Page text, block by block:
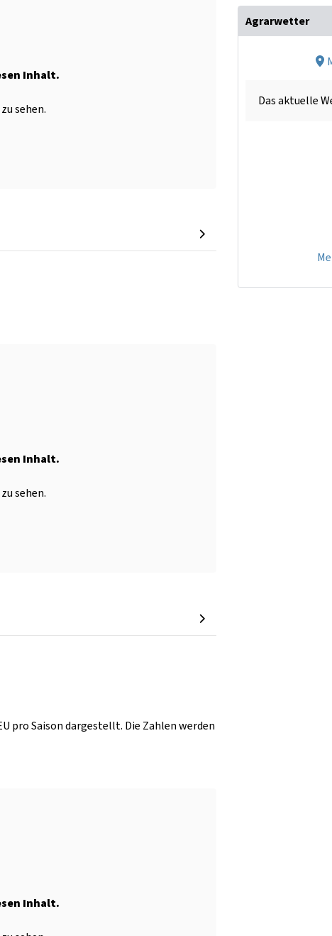
Inhalt.
sehen.
Inhalt.
sehen.
pro Saison dargestellt. Die Zahlen werden
Inhalt.
Agrarwetter
Das aktuelle